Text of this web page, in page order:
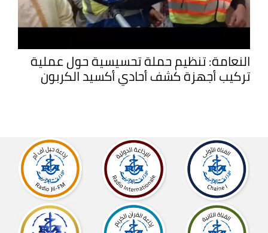
النعامة: تنظيم حملة تحسيسية حول عملية
تركيب أجهزة كشف أحادي أكسيد الكربون